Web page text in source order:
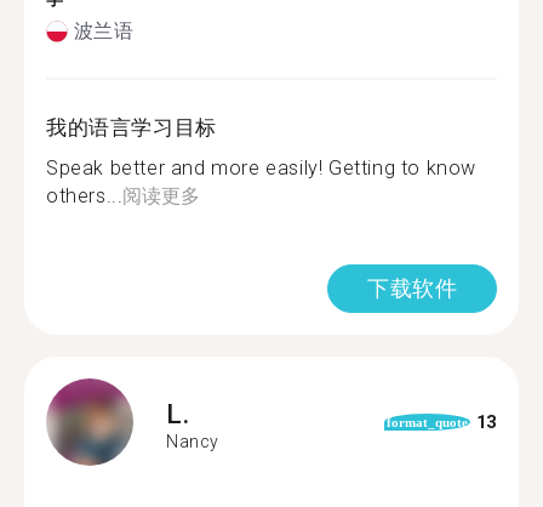
波兰语
我的语言学习目标
Speak better and more easily! Getting to know
others...阅读更多
下载软件
L.
Nancy
format_quote 13